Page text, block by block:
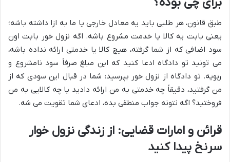
طبق قانون، هر طلبی باید یه معادل خارجی یا ما به ازا داشته باشه؛
یعنی بابت یه کالا یا خدمت مشروع باشه. اگه نزول خور بابت اون
سود اضافی که از شما گرفته، هیچ کالا یا خدمتی ارائه نداده باشه،
می تونید تو دادگاه ادعا کنید که این مبلغ صرفاً سود نامشروع و
ربویه. تو دادگاه از نزول خور بپرسید: شما در قبال این سودی که از
من گرفتید، دقیقاً چه خدمتی به من ارائه دادید یا چه کالایی به من
فروختید؟ اگه نتونه جواب منطقی بده، ادعای شما تقویت می شه.
قرائن و امارات قضایی: از زندگی نزول خوار
سرنخ پیدا کنید